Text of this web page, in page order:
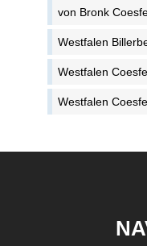
von Bronk
Westfalen
Westfalen
Westfalen